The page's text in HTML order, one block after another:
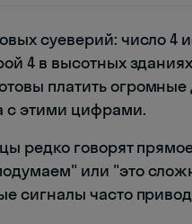
суеверий: число 4
4 в высотных
платить
с этими цифрами.
редко говорят
или "это
сигналы часто